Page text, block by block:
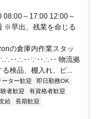
08:00～17:00 12:00～
※早出、残業を命じる
の倉庫内作業スタッ
物流拠
検品、棚入れ、ピ...
ーター歓迎
即日勤務OK
者歓迎
有資格者歓迎
給
長期歓迎